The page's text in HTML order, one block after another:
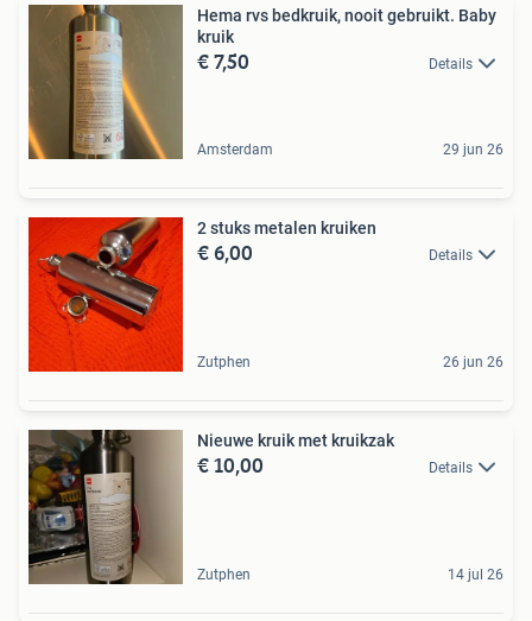
Hema rvs bedkruik, nooit gebruikt. Baby
kruik
€ 7,50 Details
Amsterdam 29 jun 26
2 stuks metalen kruiken
€ 6,00 Details
Zutphen 26 jun 26
Nieuwe kruik met kruikzak
€ 10,00 Details
Zutphen 14 jul 26